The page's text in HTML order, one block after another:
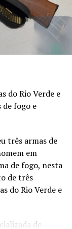
de onde
Até o
pela
do Rio Verde e
de fogo e
três armas de
em
de fogo, nesta
de três
do Rio Verde e
de